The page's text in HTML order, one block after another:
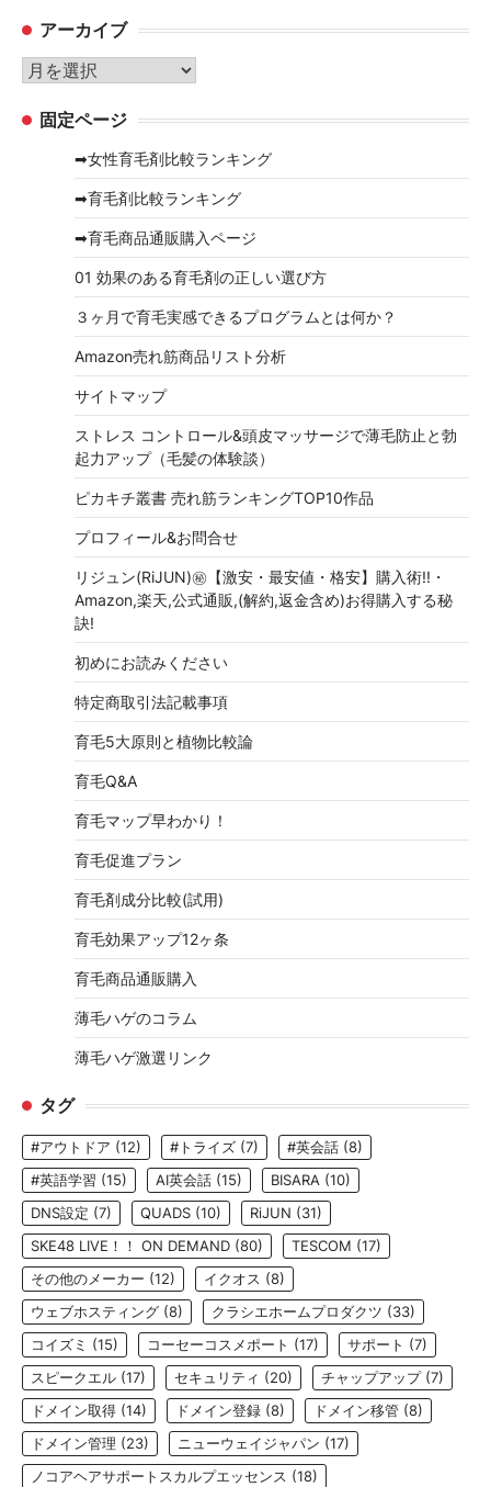
ゴ
リ
ー
アーカイブ
ア
カ 固定ページ
➡女性育毛剤比較ランキング
➡育毛剤比較ランキング
➡育毛商品通販購入ページ
01 効果のある育毛剤の正しい選び方
３ヶ月で育毛実感できるプログラムとは何か？
Amazon売れ筋商品リスト分析
サイトマップ
ストレス コントロール&頭皮マッサージで薄毛防止と勃
起力アップ（毛髪の体験談）
ピカキチ叢書 売れ筋ランキングTOP10作品
プロフィール&お問合せ
リジュン(RiJUN)㊙【激安・最安値・格安】購入術!!・
Amazon,楽天,公式通販,(解約,返金含め)お得購入する秘
訣!
初めにお読みください
特定商取引法記載事項
育毛5大原則と植物比較論
育毛Q&A
育毛マップ早わかり！
育毛促進プラン
育毛剤成分比較(試用)
育毛効果アップ12ヶ条
育毛商品通販購入
薄毛ハゲのコラム
薄毛ハゲ激選リンク
タグ
#アウトドア (12) #トライズ (7) #英会話 (8)
#英語学習 (15) AI英会話 (15) BISARA (10)
DNS設定 (7) QUADS (10) RiJUN (31)
SKE48 LIVE！！ ON DEMAND (80) TESCOM (17)
その他のメーカー (12) イクオス (8)
ウェブホスティング (8) クラシエホームプロダクツ (33)
コイズミ (15) コーセーコスメポート (17) サポート (7)
スピークエル (17) セキュリティ (20) チャップアップ(7)
ドメイン取得 (14) ドメイン登録 (8) ドメイン移管 (8)
ドメイン管理 (23) ニューウェイジャパン (17)
ノコアヘアサポートスカルプエッセンス (18)